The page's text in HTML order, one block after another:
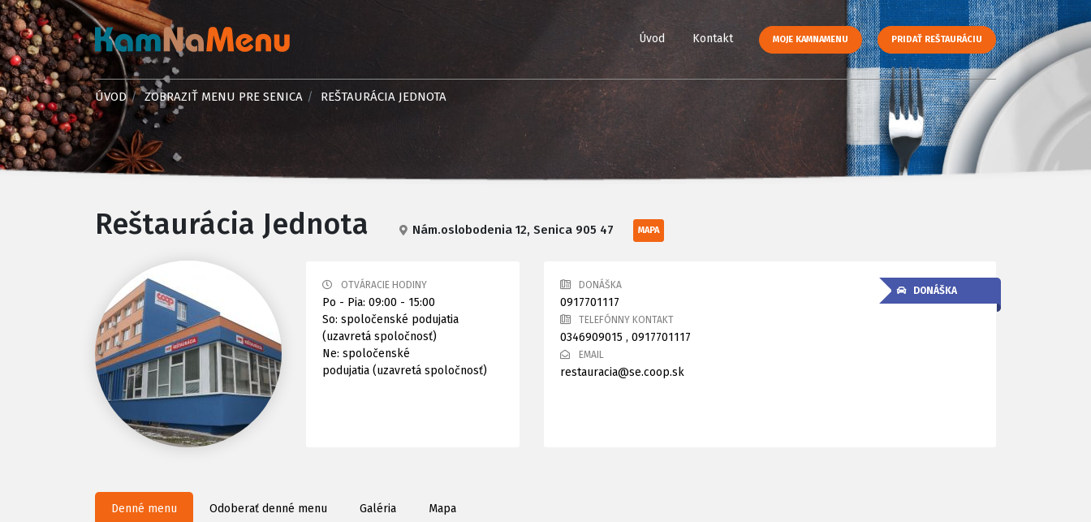
Úvod Kontakt MOJE KAMNAMENU PRIDAŤ REŠTAURÁCIU
ÚVOD ZOBRAZIŤ MENU PRE SENICA REŠTAURÁCIA JEDNOTA
Reštaurácia Jednota Nám.oslobodenia 12, Senica 905 47 MAPA
OTVÁRACIE HODINY
Po - Pia: 09:00 - 15:00
So: spoločenské podujatia
(uzavretá spoločnosť)
Ne: spoločenské
podujatia (uzavretá spoločnosť)
DONÁŠKA
DONÁŠKA
0917701117
TELEFÓNNY KONTAKT
0346909015 ,0917701117
EMAIL
restauracia@se.coop.sk
Denné menu Odoberať denné menu Galéria Mapa